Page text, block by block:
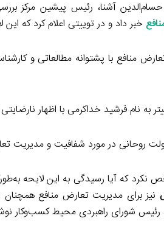
آشنا، رئیس پیشین مرکز
خبر داد و در توییتی اعلام کرد که
منافع با پشتوانه مطالعاتی و
به نام فرشید خداکرمی با اظهار
روحانی در مورد شفافیت و مدیریت
نکرد که آیا رسیدگی به این لایحه
نیز برای مدیریت تعارض منافع
رئیس شورای راهبردی محیط کسب‌وکار